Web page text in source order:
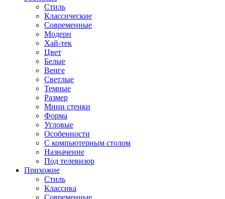
Стиль
Классические
Современные
Модерн
Хай-тек
Цвет
Белые
Венге
Светлые
Темные
Размер
Мини стенки
Форма
Угловые
Особенности
С компьютерным столом
Назначение
Под телевизор
Прихожие
Стиль
Классика
Современные